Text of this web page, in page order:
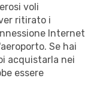
voli
ritirato i
Internet
Se hai
acquistarla nei
essere